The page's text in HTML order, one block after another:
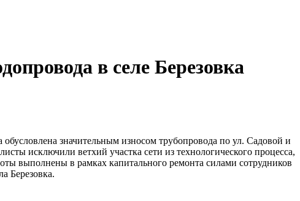
в селе Березовка
значительным износом трубопровода по ул. Садовой и
исключили ветхий участка сети из технологического процесса,
выполнены в рамках капитального ремонта силами сотрудников
Березовка.